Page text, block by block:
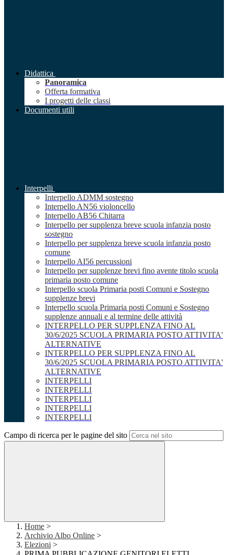
Didattica
Panoramica
Offerta formativa
I progetti delle classi
Documenti utili
Interpelli
Interpello ADMM sostegno
Interpello AN56 violoncello
Interpello AB56 Chitarra
Interpello per supplenza breve scuola infanzia posto
sostegno
Interpello per supplenza breve scuola infanzia posto
comune
Interpello AI56 percussioni
Interpello per supplenze brevi fino avente titolo scuola
primaria posto comune
Interpello scuola Primaria posti Comuni e Sostegno
supplenze brevi
Interpello scuola Primaria posti Comuni e Sostegno
supplenze annuali e al termine delle attività
INTERPELLO PER SUPPLENZA FINO AL
30/6/2025 SCUOLA PRIMARIA POSTO ATTIVITA'
ALTERNATIVE
INTERPELLO PER SUPPLENZA FINO AL
30/6/2025 SCUOLA PRIMARIA POSTO ATTIVITA'
ALTERNATIVE
INTERPELLI
INTERPELLI
INTERPELLI
INTERPELLI
INTERPELLI
Campo di ricerca per le pagine del sito
Home >
Archivio Albo Online >
Elezioni >